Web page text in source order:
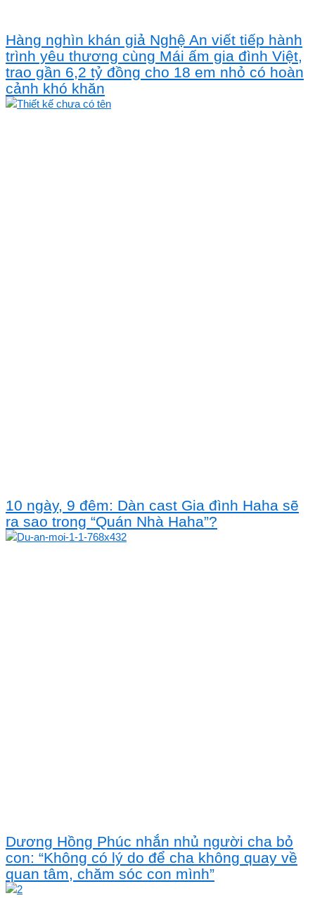
Hàng nghìn khán giả Nghệ An viết tiếp hành
trình yêu thương cùng Mái ấm gia đình Việt,
trao gần 6,2 tỷ đồng cho 18 em nhỏ có hoàn
cảnh khó khăn
10 ngày, 9 đêm: Dàn cast Gia đình Haha sẽ
ra sao trong “Quán Nhà Haha”?
Dương Hồng Phúc nhắn nhủ người cha bỏ
con: “Không có lý do để cha không quay về
quan tâm, chăm sóc con mình”